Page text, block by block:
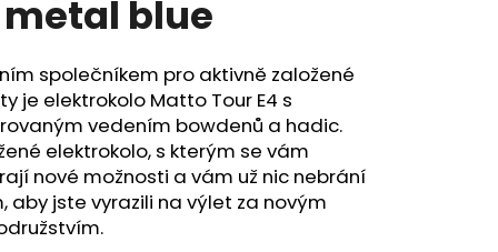
metal blue
společníkem pro aktivně založené
je elektrokolo Matto Tour E4 s
vedením bowdenů a hadic.
elektrokolo, s kterým se vám
nové možnosti a vám už nic nebrání
aby jste vyrazili na výlet za novým
Následující